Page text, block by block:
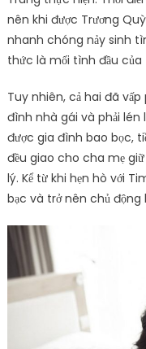
nên khi được Trương
nhanh chóng nảy sinh
thức là mối tình đầu của
Tuy nhiên, cả hai đã
đình nhà gái và phải lén
được gia đình bao bọc,
đều giao cho cha mẹ
lý. Kể từ khi hẹn hò với
bạc và trở nên chủ